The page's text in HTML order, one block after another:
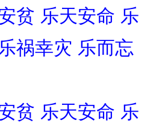
贫 乐天安命 乐
乐祸幸灾 乐而忘
贫 乐天安命 乐